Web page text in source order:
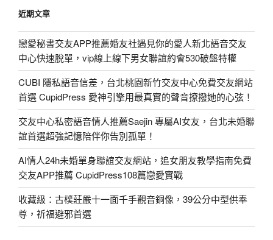
近期文章
戀愛秘書交友APP推薦婚友社遇見你的愛人新北語音交友
中心快速脫單，vip線上線下男女聯誼約會530破盤特權
CUBI 隱私語音信差，台北桃園新竹交友中心免費交友網站
首選 CupidPress 愛神引擎用最真實的聲音撩撥她的心弦！
交友中心私密語音情人推薦Saejin 專屬AI女友，台北未婚聯
誼首選超強記憶陪伴你告別孤單！
AI情人24h未婚單身聯誼交友網站，追女朋友教學指南免費
交友APP推薦 CupidPress108篇戀愛實戰
收藏級：古樸莊嚴十一面千手觀音銅像，39公分中型供奉
尊，祈福避邪首選